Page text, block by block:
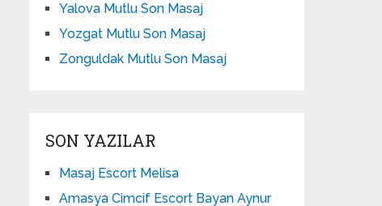
Yalova Mutlu Son Masaj
Yozgat Mutlu Son Masaj
Zonguldak Mutlu Son Masaj
SON YAZILAR
Masaj Escort Melisa
Amasya Cimcif Escort Bayan Aynur